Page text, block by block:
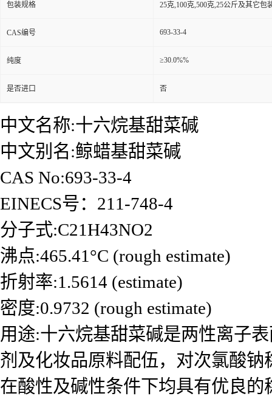
包装规格 25克,100克,500克,25公斤及其它包
CAS编号 693-33-4
纯度 ≥30.0%%
是否进口 否
中文名称:十六烷基甜菜碱
中文别名:鲸蜡基甜菜碱
CAS No:693-33-4
EINECS号：211-748-4
分子式:C21H43NO2
沸点:465.41°C (rough estimate)
折射率:1.5614 (estimate)
密度:0.9732 (rough estimate)
用途:十六烷基甜菜碱是两性离子
剂及化妆品原料配伍，对次氯酸
在酸性及碱性条件下均具有优良